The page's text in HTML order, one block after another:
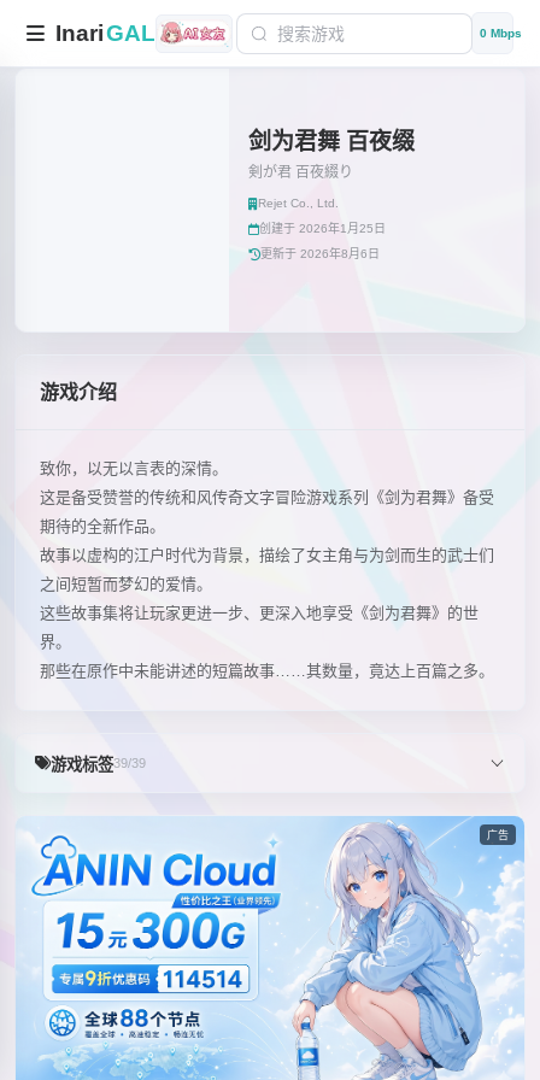
InariGAL 0 Mbps
剑为君舞 百夜缀
剣が君 百夜綴り
Rejet Co., Ltd.
创建于 2026年1月25日
更新于 2026年8月6日
游戏介绍
致你，以无以言表的深情。
这是备受赞誉的传统和风传奇文字冒险游戏系列《剑为君舞》备受
期待的全新作品。
故事以虚构的江户时代为背景，描绘了女主角与为剑而生的武士们
之间短暂而梦幻的爱情。
这些故事集将让玩家更进一步、更深入地享受《剑为君舞》的世
界。
那些在原作中未能讲述的短篇故事……其数量，竟达上百篇之多。
游戏标签39/39
广告